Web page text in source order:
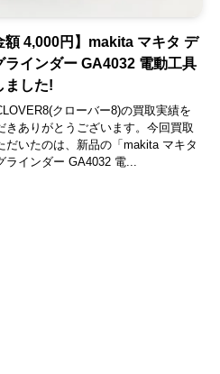
額 4,000円】makita マキタ デ
ラインダー GA4032 電動工具
ました!
クローバー8)の買取実績を
きありがとうございます。今回買取
だいたのは、新品の「makita マキタ
ラインダー GA4032 電...